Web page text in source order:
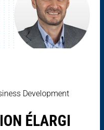
Development
ÉLARGI